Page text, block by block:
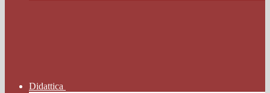
Didattica